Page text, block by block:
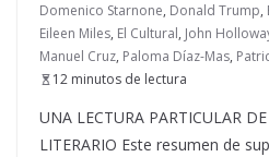
Domenico Starnone, Donald Trump,
Eileen Miles, El Cultural, John
Manuel Cruz, Paloma Díaz-Mas,
12 minutos de lectura
UNA LECTURA PARTICULAR
LITERARIO Este resumen de